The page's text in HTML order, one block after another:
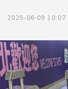
2025-06-09 10:07